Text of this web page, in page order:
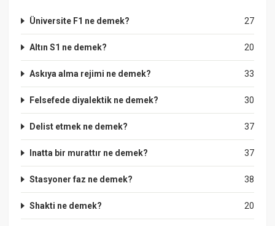
27
Üniversite F1 ne demek?
20
Altın S1 ne demek?
33
Askıya alma rejimi ne demek?
30
Felsefede diyalektik ne demek?
37
Delist etmek ne demek?
37
Inatta bir murattır ne demek?
38
Stasyoner faz ne demek?
20
Shakti ne demek?